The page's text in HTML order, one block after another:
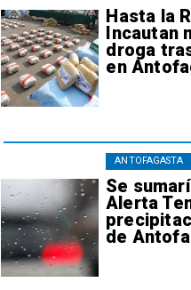
Hasta la
Incautan
droga
en
Se
Alerta
de
ANTOFAGASTA